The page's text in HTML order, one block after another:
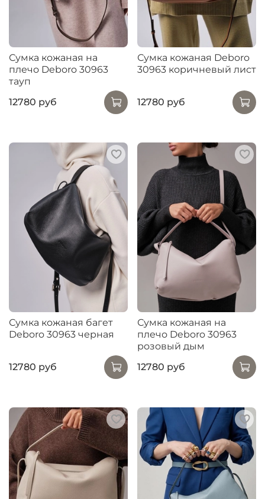
Сумка кожаная на
плечо Deboro 30963
тауп
12780 руб
Сумка кожаная Deboro
30963 коричневый лист
12780 руб
Сумка кожаная багет
Deboro 30963 черная
12780 руб
Сумка кожаная на
плечо Deboro 30963
розовый дым
12780 руб